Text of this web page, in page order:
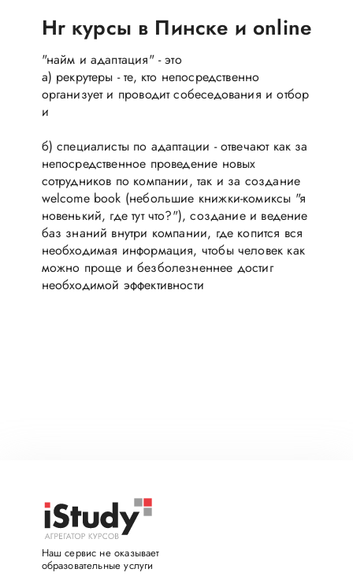
Hr курсы в Пинске и online
"найм и адаптация" - это
а) рекрутеры - те, кто непосредственно
организует и проводит собеседования и отбор
и
б) специалисты по адаптации - отвечают как за
непосредственное проведение новых
сотрудников по компании, так и за создание
welcome book (небольшие книжки-комиксы "я
новенький, где тут что?"), создание и ведение
баз знаний внутри компании, где копится вся
необходимая информация, чтобы человек как
можно проще и безболезненнее достиг
необходимой эффективности
Наш сервис не оказывает
образовательные услуги